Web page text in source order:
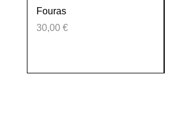
Fouras
Prix
30,00 €